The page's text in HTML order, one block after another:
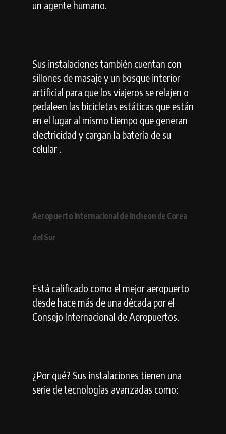
un agente humano.
Sus instalaciones también cuentan con
sillones de masaje y un bosque interior
artificial para que los viajeros se relajen o
pedaleen las bicicletas estáticas que están
en el lugar al mismo tiempo que generan
electricidad y cargan la batería de su
celular .
Aeropuerto Internacional de Incheon de Corea
del Sur
Está calificado como el mejor aeropuerto
desde hace más de una década por el
Consejo Internacional de Aeropuertos.
¿Por qué? Sus instalaciones tienen una
serie de tecnologías avanzadas como: